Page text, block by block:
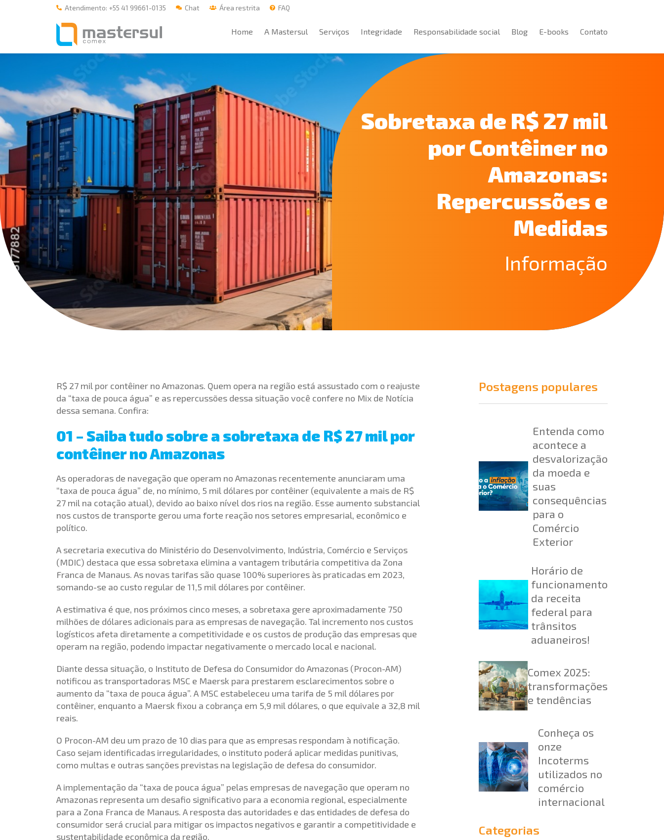
Atendimento: +55 41 99661-0135 Chat Área restrita FAQ
Home A Mastersul Serviços Integridade Responsabilidade social Blog E-books Contato
A Mastersul
Serviços
Integridade
Responsabilidade social
Blog
E-books
Contato
Sobretaxa de R$ 27 mil
por Contêiner no
Amazonas:
Repercussões e
Medidas
Informação
R$ 27 mil por contêiner no Amazonas. Quem opera na região está assustado com o reajuste
da “taxa de pouca água” e as repercussões dessa situação você confere no Mix de Notícia
dessa semana. Confira:
01 – Saiba tudo sobre a sobretaxa de R$ 27 mil por
contêiner no Amazonas
As operadoras de navegação que operam no Amazonas recentemente anunciaram uma
“taxa de pouca água” de, no mínimo, 5 mil dólares por contêiner (equivalente a mais de R$
27 mil na cotação atual), devido ao baixo nível dos rios na região. Esse aumento substancial
nos custos de transporte gerou uma forte reação nos setores empresarial, econômico e
político.
A secretaria executiva do Ministério do Desenvolvimento, Indústria, Comércio e Serviços
(MDIC) destaca que essa sobretaxa elimina a vantagem tributária competitiva da Zona
Franca de Manaus. As novas tarifas são quase 100% superiores às praticadas em 2023,
somando-se ao custo regular de 11,5 mil dólares por contêiner.
A estimativa é que, nos próximos cinco meses, a sobretaxa gere aproximadamente 750
milhões de dólares adicionais para as empresas de navegação. Tal incremento nos custos
logísticos afeta diretamente a competitividade e os custos de produção das empresas que
operam na região, podendo impactar negativamente o mercado local e nacional.
Diante dessa situação, o Instituto de Defesa do Consumidor do Amazonas (Procon-AM)
notificou as transportadoras MSC e Maersk para prestarem esclarecimentos sobre o
aumento da “taxa de pouca água”. A MSC estabeleceu uma tarifa de 5 mil dólares por
contêiner, enquanto a Maersk fixou a cobrança em 5,9 mil dólares, o que equivale a 32,8 mil
reais.
O Procon-AM deu um prazo de 10 dias para que as empresas respondam à notificação.
Caso sejam identificadas irregularidades, o instituto poderá aplicar medidas punitivas,
como multas e outras sanções previstas na legislação de defesa do consumidor.
A implementação da “taxa de pouca água” pelas empresas de navegação que operam no
Amazonas representa um desafio significativo para a economia regional, especialmente
para a Zona Franca de Manaus. A resposta das autoridades e das entidades de defesa do
consumidor será crucial para mitigar os impactos negativos e garantir a competitividade e
sustentabilidade econômica da região.
Postagens populares
Entenda como
acontece a
desvalorização
da moeda e
suas
consequências
para o
Comércio
Exterior
Horário de
funcionamento
da receita
federal para
trânsitos
aduaneiros!
Comex 2025:
transformações
e tendências
Conheça os
onze
Incoterms
utilizados no
comércio
internacional
Categorias